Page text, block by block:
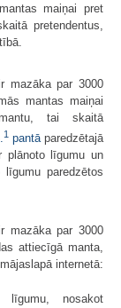
maiņai pret
pretendentus,
mazāka par 3000
mantas maiņai
tai skaitā
1 pantāparedzētajā
plānoto līgumu un
paredzētos
mazāka par 3000
attiecīgā manta,
internetā:
līgumu, nosakot